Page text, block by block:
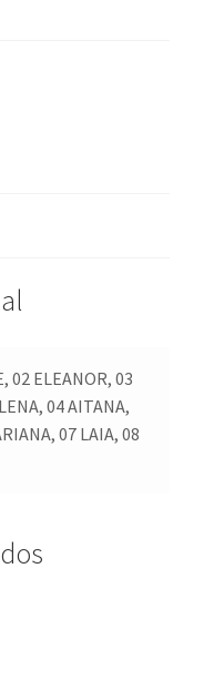
02 ELEANOR, 03
04 AITANA,
07 LAIA, 08